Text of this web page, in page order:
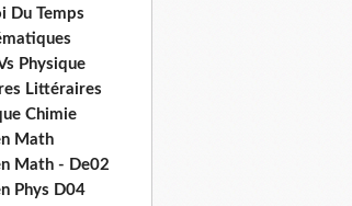
Du Temps
Physique
Littéraires
Chimie
Math
Math - De02
Phys D04